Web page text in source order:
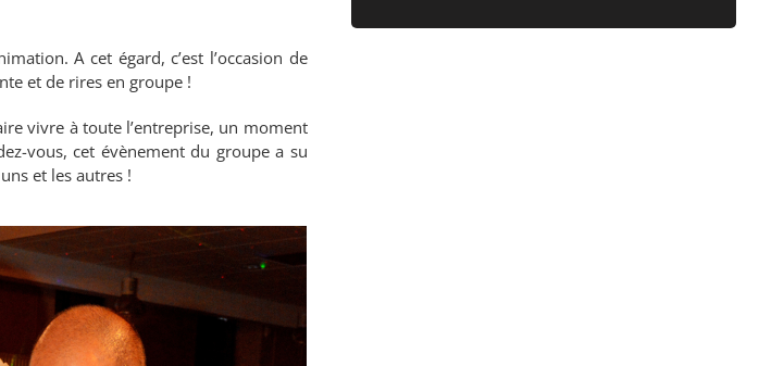
A cet égard, c’est l’occasion de
et de rires en groupe !
vivre à toute l’entreprise, un moment
vous, cet évènement du groupe a su
et les autres !